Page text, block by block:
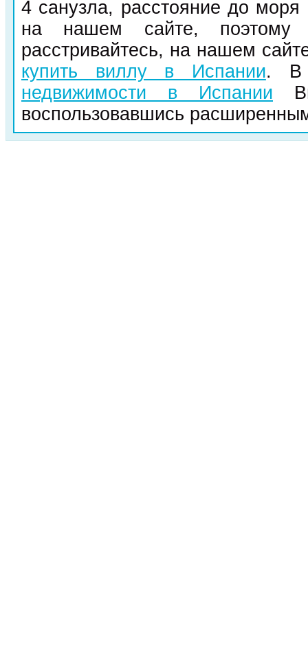
4 санузла, расстояние до
на нашем сайте,
расстривайтесь, на нашем
купить виллу в Испании. В
недвижимости в Испании
воспользовавшись